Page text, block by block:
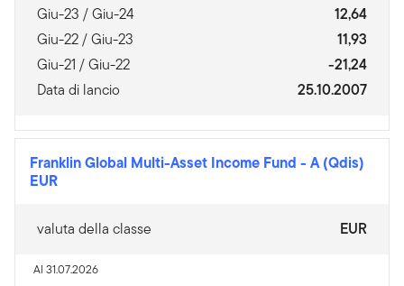
Giu-23 / Giu-24
12,64
Giu-22 / Giu-23
11,93
Giu-21 / Giu-22
-21,24
Data di lancio
25.10.2007
Franklin Global Multi-Asset Income Fund - A (Qdis)
EUR
valuta della classe EUR
Al 31.07.2026